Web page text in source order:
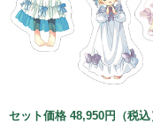
セット価格 48,950円（税込